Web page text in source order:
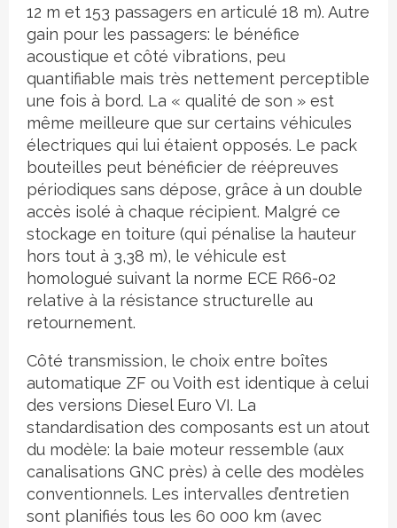
12 m et 153 passagers en articulé 18 m). Autre
gain pour les passagers: le bénéfice
acoustique et côté vibrations, peu
quantifiable mais très nettement perceptible
une fois à bord. La « qualité de son » est
même meilleure que sur certains véhicules
électriques qui lui étaient opposés. Le pack
bouteilles peut bénéficier de réépreuves
périodiques sans dépose, grâce à un double
accès isolé à chaque récipient. Malgré ce
stockage en toiture (qui pénalise la hauteur
hors tout à 3,38 m), le véhicule est
homologué suivant la norme ECE R66-02
relative à la résistance structurelle au
retournement.
Côté transmission, le choix entre boîtes
automatique ZF ou Voith est identique à celui
des versions Diesel Euro VI. La
standardisation des composants est un atout
du modèle: la baie moteur ressemble (aux
canalisations GNC près) à celle des modèles
conventionnels. Les intervalles d’entretien
sont planifiés tous les 60 000 km (avec